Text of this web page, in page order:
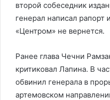
второй собеседник
генерал написал рапорт
«Центром» не вернется.
Ранее глава Чечни
критиковал Лапина. В
обвинил генерала в
артемовском